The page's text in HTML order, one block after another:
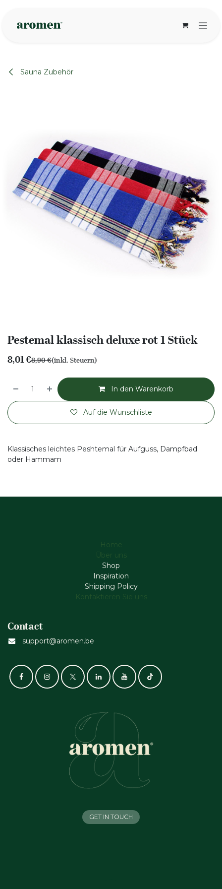
Sauna Zubehör
Pestemal klassisch deluxe rot 1 Stück
8,01€8,90€(inkl. Steuern)
In den Warenkorb
Auf die Wunschliste
Klassisches leichtes Peshtemal für Aufguss, Dampfbad
oder Hammam
Home
Über uns
Shop
Inspiration
Shipping Policy
Kontaktieren Sie uns
Contact
support@aromen.be
GET IN TOUCH